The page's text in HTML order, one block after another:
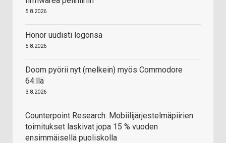
5.8.2026
Honor uudisti logonsa
5.8.2026
Doom pyörii nyt (melkein) myös Commodore
64:llä
3.8.2026
Counterpoint Research: Mobiilijärjestelmäpiirien
toimitukset laskivat jopa 15 % vuoden
ensimmäisellä puoliskolla